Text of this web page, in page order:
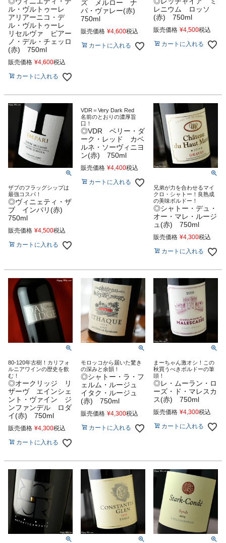
ル・ヴルトゥーレ
アリアーニコ・デ
ル・ヴルトゥーレ
リセルヴァ ピアー
ノ・デル・チェッロ
(赤) 750ml
販売価格 ¥4,600税込
カートに入れる
ズ メルロー ナ
パ・ヴァレー(赤)
750ml
販売価格 ¥4,600税込
カートに入れる
レニウム ロッソ
(赤) 750ml
販売価格 ¥4,500税込
カートに入れる
ザブのフラッグシップは
最強コスパ！
◎ヴィニェティ・ザ
ブ インパリ(赤)
750ml
販売価格 ¥4,500税込
カートに入れる
VDR＝Very Dark Red
名前のとおりの濃厚旨
口！
◎VDR ベリー・ダ
ーク・レッド カベ
ルネ・ソーヴィニヨ
ン(赤) 750ml
販売価格 ¥4,400税込
カートに入れる
兄弟が力を合わせるマイ
クロ・シャトー！良熟成
の美味ボルドー！
◎シャトー・デュ・
オー・マレ・ルージ
ュ(赤) 750ml
販売価格 ¥4,300税込
カートに入れる
80-120年古樹！カリフォ
ルニアワインの歴史を飲
む！
◎オークリッジ リ
ザーヴ エインシェ
ント・ヴァイン ジ
ンファンデル ロダ
イ(赤) 750ml
販売価格 ¥4,300税込
カートに入れる
モロッコから届いた驚き
の深みと余韻！
◎シャトー・ラ・フ
ェルム・ルージュ
イタク・ルージュ
(赤) 750ml
販売価格 ¥4,300税込
カートに入れる
まーちゃん激オシ！この
秋買うべきボルドーの筆
頭！
◎レ・ムーラン・ロ
ーズ・ド・マレスカ
ス(赤) 750ml
販売価格 ¥4,300税込
カートに入れる